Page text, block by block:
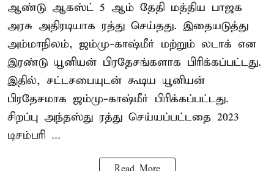
ஆண்டு ஆகஸ்ட் 5 ஆம் தேதி மத்திய பாஜக
அரசு அதிரடியாக ரத்து செய்தது. இதையடுத்து
அம்மாநிலம், ஜம்மு-காஷ்மீர் மற்றும் லடாக் என
இரண்டு யூனியன் பிரதேசங்களாக பிரிக்கப்பட்டது.
இதில், சட்டசபையுடன் கூடிய யூனியன்
பிரதேசமாக ஜம்மு-காஷ்மீர் பிரிக்கப்பட்டது.
சிறப்பு அந்தஸ்து ரத்து செய்யப்பட்டதை 2023
டிசம்பரி ...